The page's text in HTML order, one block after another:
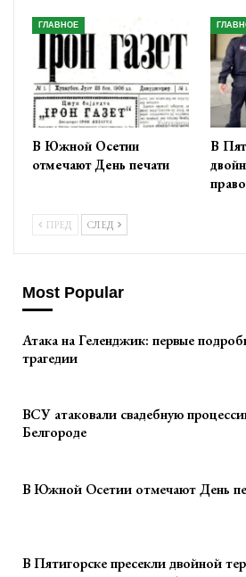
ГЛАВНОЕ
В Южной Осетии
отмечают День печати
В
ПРЕД СЛЕД
Most Popular
Атака на Геленджик: первые
трагедии
ВСУ атаковали свадебную
Белгороде
В Южной Осетии отмечают День
В Пятигорске пресекли двойной